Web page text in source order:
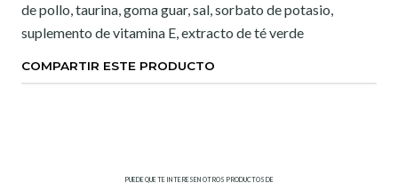
de pollo, taurina, goma guar, sal, sorbato de potasio,
suplemento de vitamina E, extracto de té verde
COMPARTIR ESTE PRODUCTO
PUEDE QUE TE INTERESEN OTROS PRODUCTOS DE